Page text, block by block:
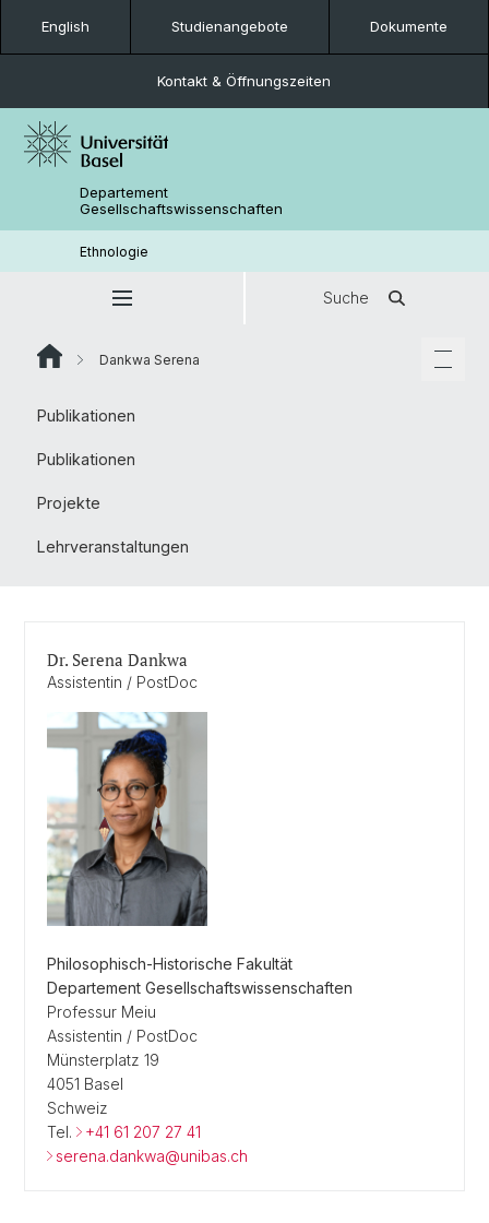
English Studienangebote Dokumente
Kontakt & Öffnungszeiten
Departement
Gesellschaftswissenschaften
Ethnologie
Suche
Dankwa Serena
Publikationen
Publikationen
Projekte
Lehrveranstaltungen
Dr. Serena Dankwa
Assistentin / PostDoc
Philosophisch-Historische Fakultät
Departement Gesellschaftswissenschaften
Professur Meiu
Assistentin / PostDoc
Münsterplatz 19
4051 Basel
Schweiz
Tel.
+41 61 207 27 41
serena.dankwa@unibas.ch